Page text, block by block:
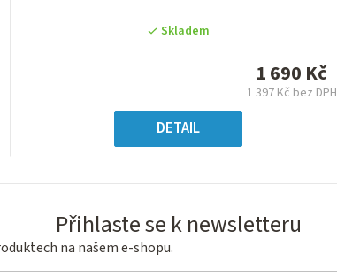
produktu
hvězdiček.
Skladem
1 690 Kč
1 397 Kč bez DPH
DETAIL
Přihlaste se k newsletteru
na našem e-shopu.